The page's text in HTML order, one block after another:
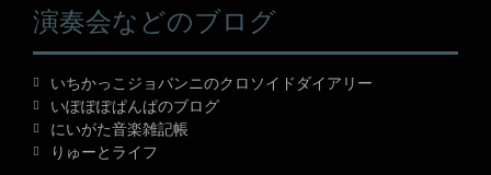
演奏会などのブログ
いちかっこジョバンニのクロソイドダイアリー
いぽぽぽぱんぱのブログ
にいがた音楽雑記帳
りゅーとライフ